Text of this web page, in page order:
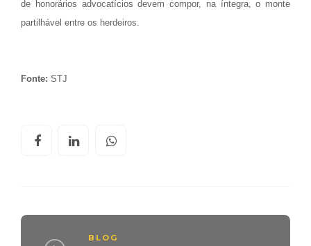
de honorários advocatícios devem compor, na íntegra, o monte
partilhável entre os herdeiros.
Fonte: STJ
BLOG